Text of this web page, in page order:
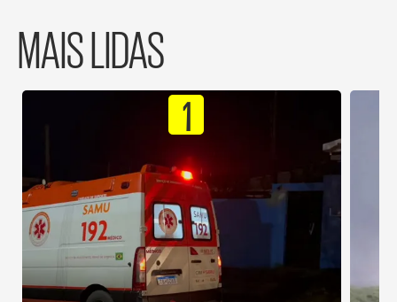
MAIS LIDAS
1